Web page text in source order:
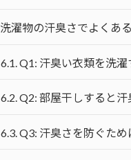
洗濯物の汗臭さでよくあ
6.1. Q1: 汗臭い衣類を洗
6.2.Q2: 部屋干しすると
6.3. Q3: 汗臭さを防ぐため